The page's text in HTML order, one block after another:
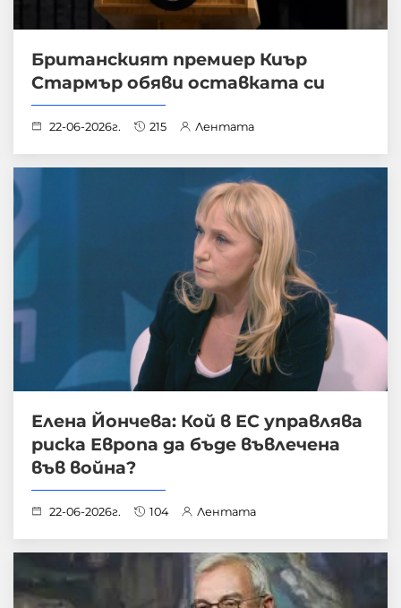
Британският премиер Киър
Стармър обяви оставката си
22-06-2026г. 215 Лентата
Елена Йончева: Кой в ЕС управлява
риска Европа да бъде въвлечена
във война?
22-06-2026г. 104 Лентата